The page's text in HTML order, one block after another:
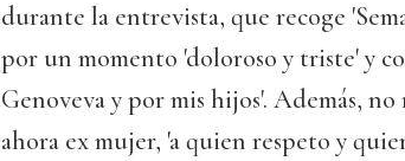
durante la entrevista, que recoge
por un momento 'doloroso y triste' y
Genoveva y por mis hijos'. Además,
ahora ex mujer, 'a quien respeto y